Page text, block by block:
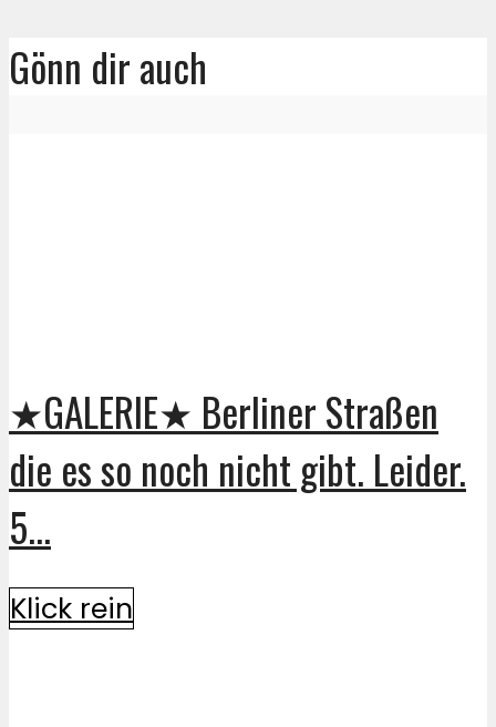
Gönn dir auch
★GALERIE★ Berliner Straßen
die es so noch nicht gibt. Leider.
5...
Klick rein